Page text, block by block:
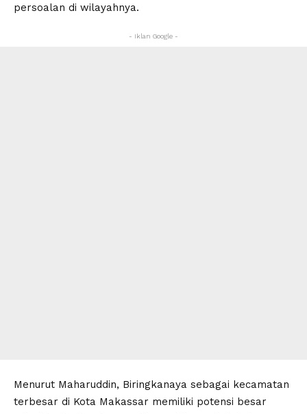
persoalan di wilayahnya.
- Iklan Google -
Menurut Maharuddin, Biringkanaya sebagai kecamatan
terbesar di Kota Makassar memiliki potensi besar